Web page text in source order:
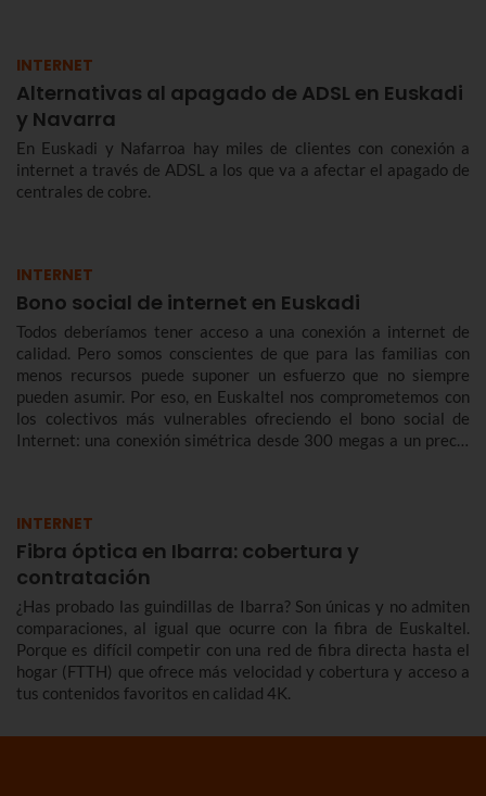
INTERNET
Alternativas al apagado de ADSL en Euskadi
y Navarra
En Euskadi y Nafarroa hay miles de clientes con conexión a
internet a través de ADSL a los que va a afectar el apagado de
centrales de cobre.
INTERNET
Bono social de internet en Euskadi
Todos deberíamos tener acceso a una conexión a internet de
calidad. Pero somos conscientes de que para las familias con
menos recursos puede suponer un esfuerzo que no siempre
pueden asumir. Por eso, en Euskaltel nos comprometemos con
los colectivos más vulnerables ofreciendo el bono social de
Internet: una conexión simétrica desde 300 megas a un precio
INTERNET
Fibra óptica en Ibarra: cobertura y
contratación
¿Has probado las guindillas de Ibarra? Son únicas y no admiten
comparaciones, al igual que ocurre con la fibra de Euskaltel.
Porque es difícil competir con una red de fibra directa hasta el
hogar (FTTH) que ofrece más velocidad y cobertura y acceso a
tus contenidos favoritos en calidad 4K.